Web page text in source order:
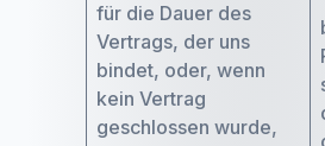
für die Dauer des
Vertrags, der uns
bindet, oder, wenn
kein Vertrag
geschlossen wurde,